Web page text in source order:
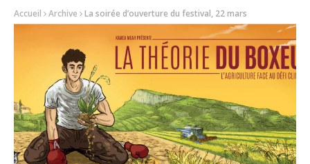
Accueil Archive La soirée d’ouverture du festival, 22 mars